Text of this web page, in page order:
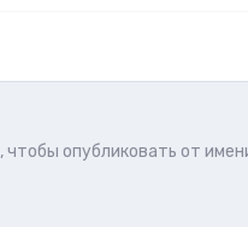
, чтобы опубликовать от